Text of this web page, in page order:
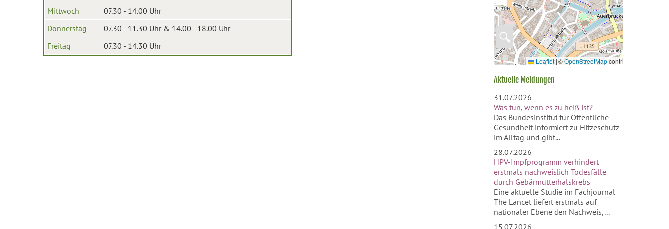
Mittwoch
07.30 - 14.00 Uhr
Donnerstag
07.30 - 11.30 Uhr & 14.00 - 18.00 Uhr
Freitag
07.30 - 14.30 Uhr 🔍
Leaflet|©OpenStreetMapcontributors
Aktuelle Meldungen
31.07.2026
Was tun, wenn es zu heiß ist?
Das Bundesinstitut für Öffentliche
Gesundheit informiert zu Hitzeschutz
im Alltag und gibt...
28.07.2026
HPV-Impfprogramm verhindert
erstmals nachweislich Todesfälle
durch Gebärmutterhalskrebs
Eine aktuelle Studie im Fachjournal
The Lancet liefert erstmals auf
nationaler Ebene den Nachweis,...
15.07.2026